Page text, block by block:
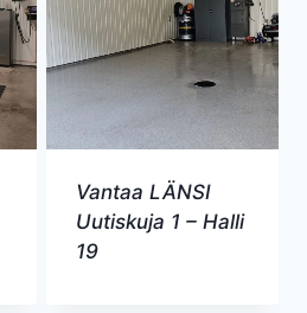
Vantaa LÄNSI
Uutiskuja 1 – Halli
19